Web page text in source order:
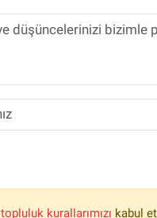
topluluk kurallarımızı kabul